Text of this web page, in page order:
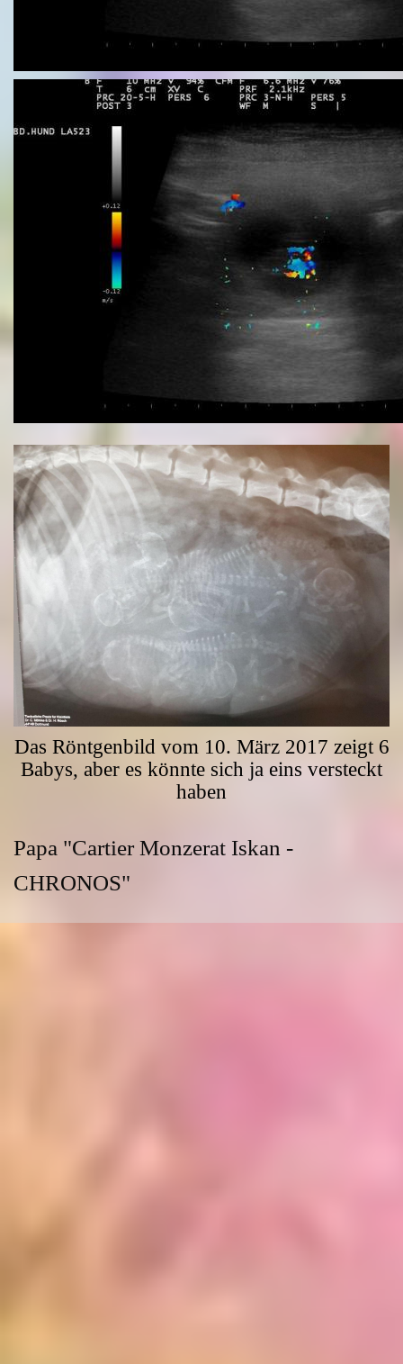
Das Röntgenbild vom 10. März 2017 zeigt 6
Babys, aber es könnte sich ja eins versteckt
haben
Papa "Cartier Monzerat Iskan -
CHRONOS"